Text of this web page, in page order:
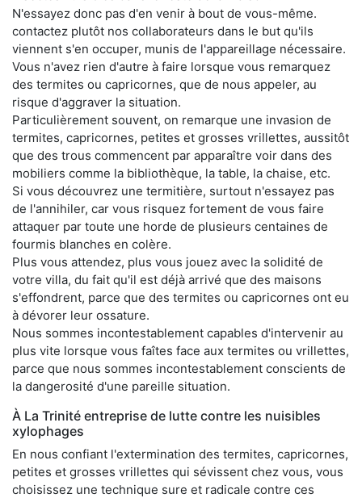
N'essayez donc pas d'en venir à bout de vous-même.
contactez plutôt nos collaborateurs dans le but qu'ils
viennent s'en occuper, munis de l'appareillage nécessaire.
Vous n'avez rien d'autre à faire lorsque vous remarquez
des termites ou capricornes, que de nous appeler, au
risque d'aggraver la situation.
Particulièrement souvent, on remarque une invasion de
termites, capricornes, petites et grosses vrillettes, aussitôt
que des trous commencent par apparaître voir dans des
mobiliers comme la bibliothèque, la table, la chaise, etc.
Si vous découvrez une termitière, surtout n'essayez pas
de l'annihiler, car vous risquez fortement de vous faire
attaquer par toute une horde de plusieurs centaines de
fourmis blanches en colère.
Plus vous attendez, plus vous jouez avec la solidité de
votre villa, du fait qu'il est déjà arrivé que des maisons
s'effondrent, parce que des termites ou capricornes ont eu
à dévorer leur ossature.
Nous sommes incontestablement capables d'intervenir au
plus vite lorsque vous faîtes face aux termites ou vrillettes,
parce que nous sommes incontestablement conscients de
la dangerosité d'une pareille situation.
À La Trinité entreprise de lutte contre les nuisibles
xylophages
En nous confiant l'extermination des termites, capricornes,
petites et grosses vrillettes qui sévissent chez vous, vous
choisissez une technique sure et radicale contre ces